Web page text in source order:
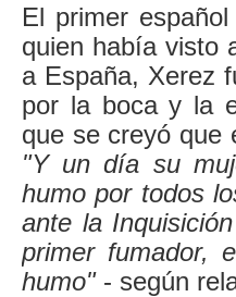
El primer
quien había visto
a España, Xerez
por la boca y la
que se creyó que
"Y un día su
humo por todos
ante la
primer fumador,
humo"- según